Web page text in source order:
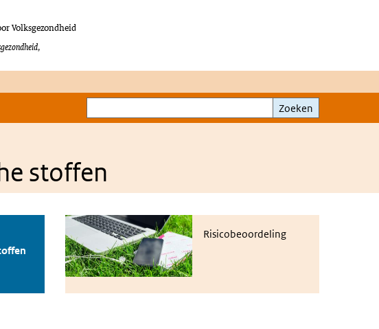
Volksgezondheid
Zoeken
Zoeken
stoffen
Risicobeoordeling
Risicobeoordeling